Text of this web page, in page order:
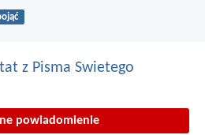
z Pisma Swietego
powiadomienie